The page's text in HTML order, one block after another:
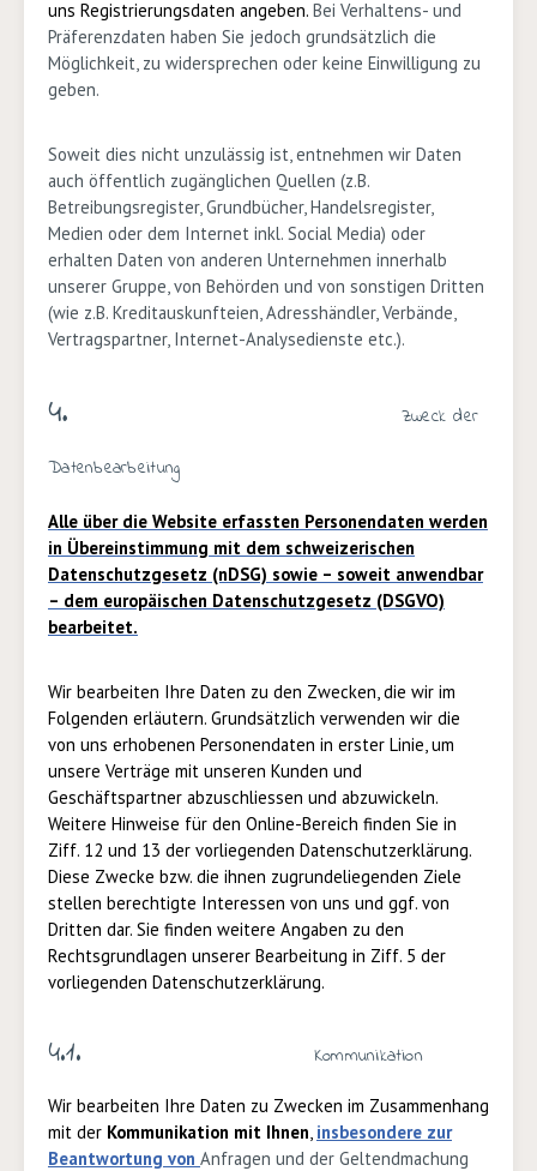
uns Registrierungsdaten angeben. Bei Verhaltens- und
Präferenzdaten haben Sie jedoch grundsätzlich die
Möglichkeit, zu widersprechen oder keine Einwilligung zu
geben.
Soweit dies nicht unzulässig ist, entnehmen wir Daten
auch öffentlich zugänglichen Quellen (z.B.
Betreibungsregister, Grundbücher, Handelsregister,
Medien oder dem Internet inkl. Social Media) oder
erhalten Daten von anderen Unternehmen innerhalb
unserer Gruppe, von Behörden und von sonstigen Dritten
(wie z.B. Kreditauskunfteien, Adresshändler, Verbände,
Vertragspartner, Internet-Analysedienste etc.).
4. Zweck der
Datenbearbeitung
Alle über die Website erfassten Personendaten werden
in Übereinstimmung mit dem schweizerischen
Datenschutzgesetz (nDSG) sowie – soweit anwendbar
– dem europäischen Datenschutzgesetz (DSGVO)
bearbeitet.
Wir bearbeiten Ihre Daten zu den Zwecken, die wir im
Folgenden erläutern. Grundsätzlich verwenden wir die
von uns erhobenen Personendaten in erster Linie, um
unsere Verträge mit unseren Kunden und
Geschäftspartner abzuschliessen und abzuwickeln.
Weitere Hinweise für den Online-Bereich finden Sie in
Ziff. 12 und 13 der vorliegenden Datenschutzerklärung.
Diese Zwecke bzw. die ihnen zugrundeliegenden Ziele
stellen berechtigte Interessen von uns und ggf. von
Dritten dar. Sie finden weitere Angaben zu den
Rechtsgrundlagen unserer Bearbeitung in Ziff. 5 der
vorliegenden Datenschutzerklärung.
4.1. Kommunikation
Wir bearbeiten Ihre Daten zu Zwecken im Zusammenhang
mit der Kommunikation mit Ihnen insbesondere zur
Beantwortung von Anfragen und der Geltendmachung